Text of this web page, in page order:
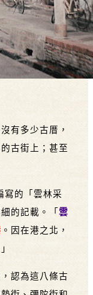
有多少古厝，
古街上；甚至
寫的「雲林采
的記載。「 雲
。因在港之北，
認為這八條古